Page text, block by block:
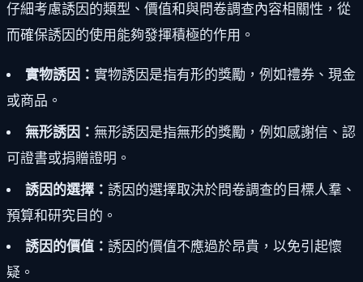
仔細考慮誘因的類型、價值和與問卷調查內容相關性，從
而確保誘因的使用能夠發揮積極的作用。
實物誘因： 實物誘因是指有形的獎勵，例如禮券、現金
或商品。
無形誘因： 無形誘因是指無形的獎勵，例如感謝信、認
可證書或捐贈證明。
誘因的選擇： 誘因的選擇取決於問卷調查的目標人羣、
預算和研究目的。
誘因的價值： 誘因的價值不應過於昂貴，以免引起懷
疑。